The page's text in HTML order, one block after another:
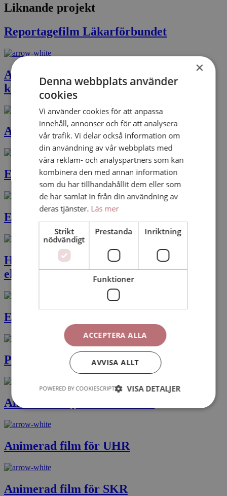
Liknande projekt
Reportagefilm Läkarförbundet
Animation stadsplanering Huddinge
kommun
Animerad film Läkemedelsförsäkringen
Explainer för SKR
Explainer Skolverket
Huddinge kommun – Vad är
ekosystemtjänster?
Explainer om myndigheten IVO
Polisens råd vid ett terrorattentat
Animerad explainer för CSN
Animerad film för UHR
Animerad film för SKR
×
Denna webbplats använder
cookies
Vi använder cookies för att anpassa
innehåll, annonser och för att analysera
vår trafik. Vi delar också information om
din användning av vår webbplats med
våra reklam- och analyspartners som kan
kombinera den med annan information
som du har tillhandahållit dem eller som
de har samlat in från din användning av
deras tjänster. Läs mer
Strikt
nödvändigt
Prestanda Inriktning
Funktioner
ACCEPTERA ALLA
AVVISA ALLT
VISA DETALJER
POWERED BY COOKIESCRIPT